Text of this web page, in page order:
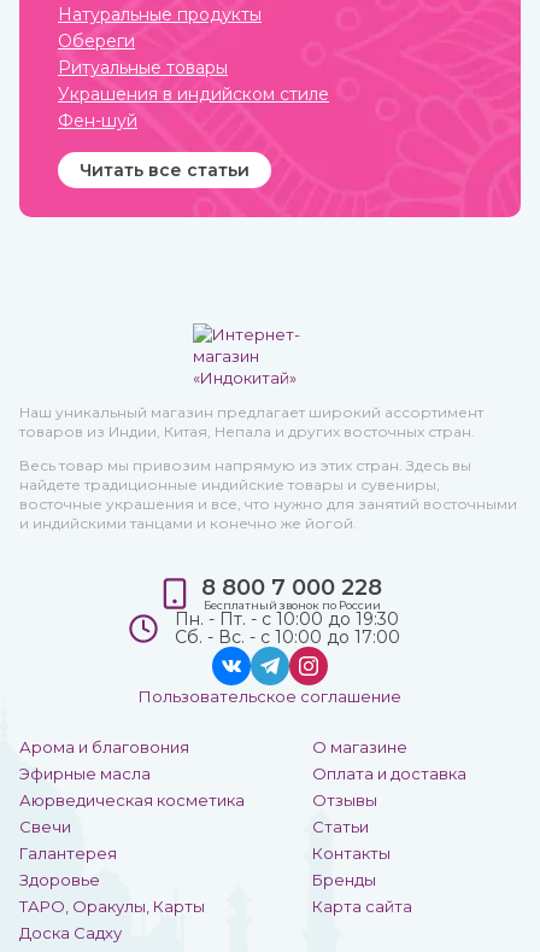
Натуральные продукты
Обереги
Ритуальные товары
Украшения в индийском стиле
Фен-шуй
Читать все статьи
Наш уникальный магазин предлагает широкий ассортимент
товаров из Индии, Китая, Непала и других восточных стран.
Весь товар мы привозим напрямую из этих стран. Здесь вы
найдете традиционные индийские товары и сувениры,
восточные украшения и все, что нужно для занятий восточными
и индийскими танцами и конечно же йогой.
Арома и благовония
Эфирные масла
Аюрведическая косметика
Свечи
Галантерея
Здоровье
ТАРО, Оракулы, Карты
Доска Садху
О магазине
Оплата и доставка
Отзывы
Статьи
Контакты
Бренды
Карта сайта
8 800 7 000 228
Бесплатный звонок по России
Пн. - Пт. - с 10:00 до 19:30
Сб. - Вс. - с 10:00 до 17:00
Пользовательское соглашение